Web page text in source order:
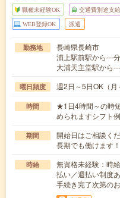
職種未経験OK 交通費別途支
WEB登録OK 派遣
勤務地
長崎県長崎市
浦上駅前駅から---
大浦天主堂駅から
曜日頻度 週2日～5日OK（
時間
★1日4時間～の時
められますシフト
期間
開始日はご相談
長期でも働けます！
時給
無資格未経験：時
払い／週払い制度
手続き完了次第の